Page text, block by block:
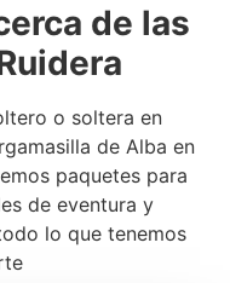
de las
o soltera en
de Alba en
paquetes para
de eventura y
lo que tenemos